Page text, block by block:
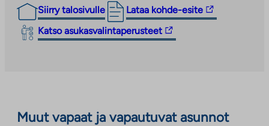
Siirry talosivulle Lataa kohde-esite
Linkki
ulkopuoliseen
välilehteen
Katso asukasvalintaperusteet
Linkki
uuteen
Muut vapaat ja vapautuvat asunnot